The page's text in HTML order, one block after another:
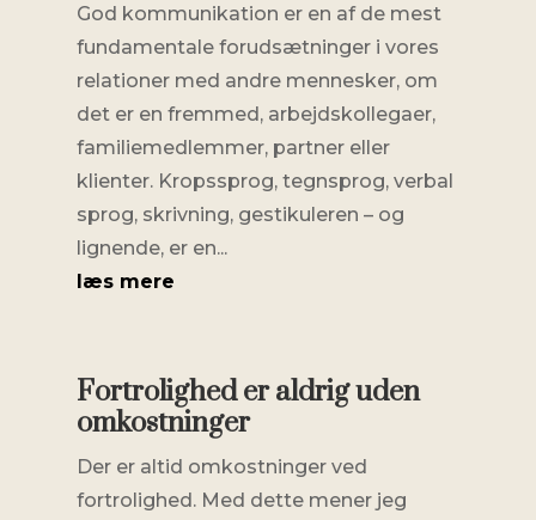
God kommunikation er en af de mest
fundamentale forudsætninger i vores
relationer med andre mennesker, om
det er en fremmed, arbejdskollegaer,
familiemedlemmer, partner eller
klienter. Kropssprog, tegnsprog, verbal
sprog, skrivning, gestikuleren – og
lignende, er en...
læs mere
Fortrolighed er aldrig uden
omkostninger
Der er altid omkostninger ved
fortrolighed. Med dette mener jeg